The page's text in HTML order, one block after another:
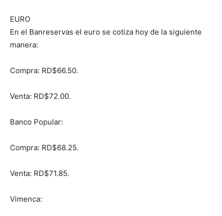
EURO
En el Banreservas el euro se cotiza hoy de la siguiente
manera:
Compra: RD$66.50.
Venta: RD$72.00.
Banco Popular:
Compra: RD$68.25.
Venta: RD$71.85.
Vimenca: